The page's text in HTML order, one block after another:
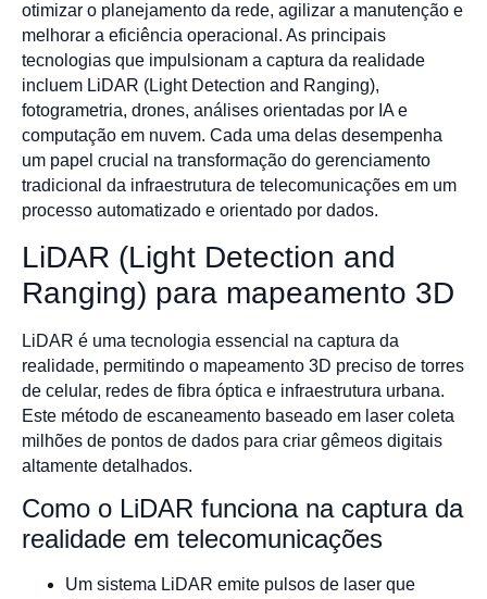
otimizar o planejamento da rede, agilizar a manutenção e
melhorar a eficiência operacional. As principais
tecnologias que impulsionam a captura da realidade
incluem LiDAR (Light Detection and Ranging),
fotogrametria, drones, análises orientadas por IA e
computação em nuvem. Cada uma delas desempenha
um papel crucial na transformação do gerenciamento
tradicional da infraestrutura de telecomunicações em um
processo automatizado e orientado por dados.
LiDAR (Light Detection and
Ranging) para mapeamento 3D
LiDAR é uma tecnologia essencial na captura da
realidade, permitindo o mapeamento 3D preciso de torres
de celular, redes de fibra óptica e infraestrutura urbana.
Este método de escaneamento baseado em laser coleta
milhões de pontos de dados para criar gêmeos digitais
altamente detalhados.
Como o LiDAR funciona na captura da
realidade em telecomunicações
Um sistema LiDAR emite pulsos de laser que